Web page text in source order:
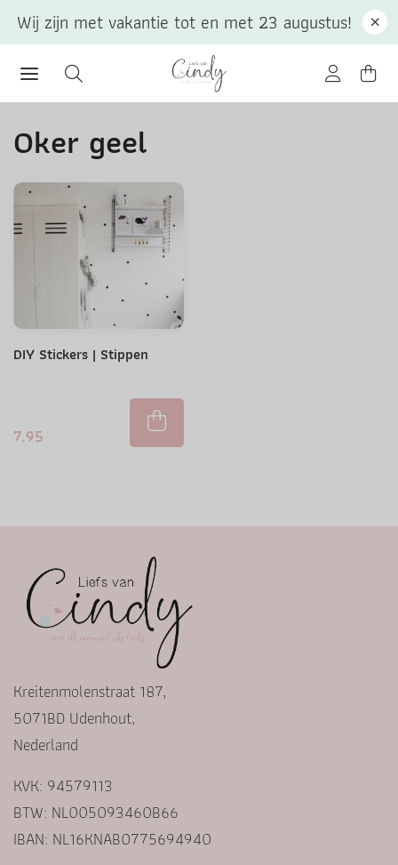
Oker geel
DIY Stickers | Stippen
7.95
Wij zijn met vakantie tot en met 23 augustus!
Kreitenmolenstraat 187,
5071BD Udenhout,
Nederland
KVK: 94579113
BTW: NL005093460B66
IBAN: NL16KNAB0775694940